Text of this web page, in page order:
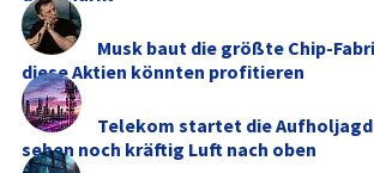
Musk baut die größte Chip-
diese Aktien könnten profitieren
Telekom startet die Aufholjagd
sehen noch kräftig Luft nach oben